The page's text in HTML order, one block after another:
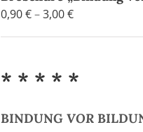
0,90€–3,00€Preisspanne:
* * * * *
BINDUNGVOR